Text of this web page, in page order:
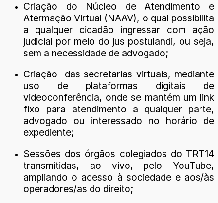
Criação do Núcleo de Atendimento e
Atermação Virtual (NAAV), o qual possibilita
a qualquer cidadão ingressar com ação
judicial por meio do jus postulandi, ou seja,
sem a necessidade de advogado;
Criação das secretarias virtuais, mediante
uso de plataformas digitais de
videoconferência, onde se mantém um link
fixo para atendimento a qualquer parte,
advogado ou interessado no horário de
expediente;
Sessões dos órgãos colegiados do TRT14
transmitidas, ao vivo, pelo YouTube,
ampliando o acesso à sociedade e aos/às
operadores/as do direito;